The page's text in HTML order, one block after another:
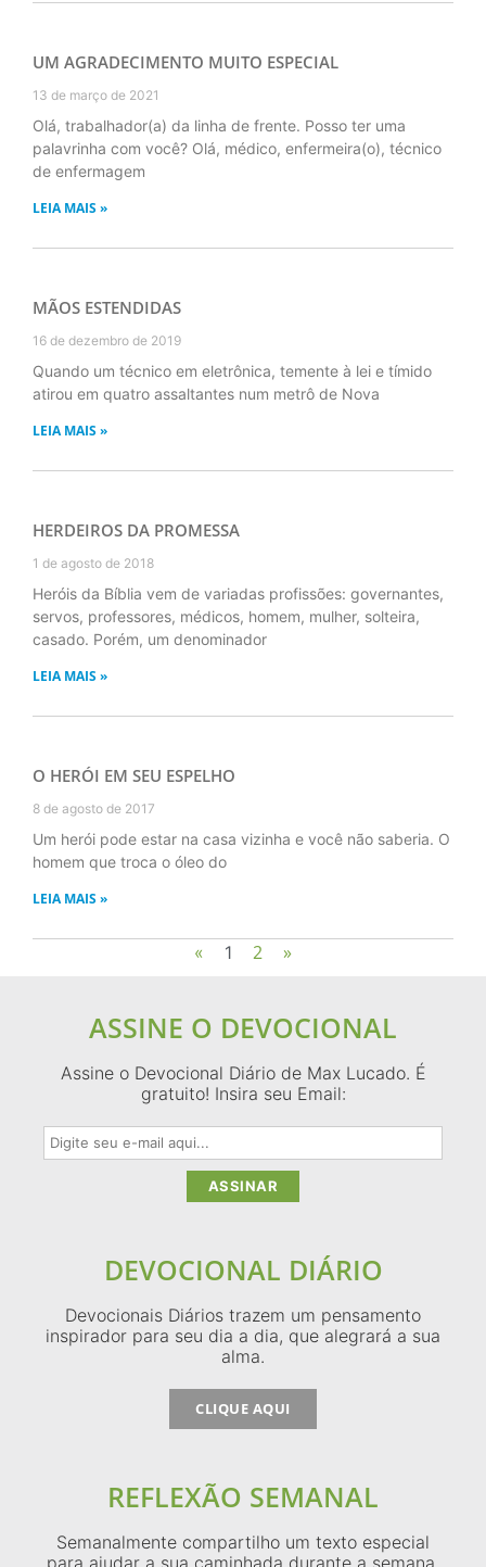
UM AGRADECIMENTO MUITO ESPECIAL
13 de março de 2021
Olá, trabalhador(a) da linha de frente. Posso ter uma
palavrinha com você? Olá, médico, enfermeira(o), técnico
de enfermagem
LEIA MAIS »
MÃOS ESTENDIDAS
16 de dezembro de 2019
Quando um técnico em eletrônica, temente à lei e tímido
atirou em quatro assaltantes num metrô de Nova
LEIA MAIS »
HERDEIROS DA PROMESSA
1 de agosto de 2018
Heróis da Bíblia vem de variadas profissões: governantes,
servos, professores, médicos, homem, mulher, solteira,
casado. Porém, um denominador
LEIA MAIS »
O HERÓI EM SEU ESPELHO
8 de agosto de 2017
Um herói pode estar na casa vizinha e você não saberia. O
homem que troca o óleo do
LEIA MAIS »
« 1 2 »
ASSINE O DEVOCIONAL
Assine o Devocional Diário de Max Lucado. É
gratuito! Insira seu Email:
DEVOCIONAL DIÁRIO
Devocionais Diários trazem um pensamento
inspirador para seu dia a dia, que alegrará a sua
alma.
CLIQUE AQUI
REFLEXÃO SEMANAL
Semanalmente compartilho um texto especial
para ajudar a sua caminhada durante a semana.